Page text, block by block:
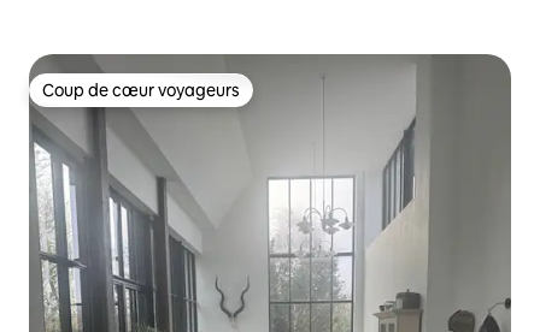
Coup de cœur voyageurs
Coup de cœur voyageurs